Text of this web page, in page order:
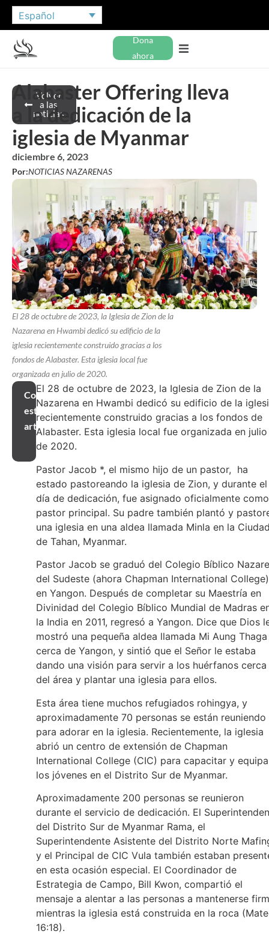
Español
Dona
ahora
Volver
a las
noticias
Alabaster Offering lleva
a la dedicación de la
iglesia de Myanmar
diciembre 6, 2023
Por:NOTICIAS NAZARENAS
El 28 de octubre de 2023, la Iglesia de Zion de la
Nazarena en Hwambi dedicó su edificio de la
iglesia recientemente construido gracias a los
fondos de Alabaster. Esta iglesia local fue
organizada en julio de 2020.
Compartir
este
artículo
El 28 de octubre de 2023, la Iglesia de Zion de la
Nazarena en Hwambi dedicó su edificio de la
recientemente construido gracias a los fondos de
Alabaster. Esta iglesia local fue organizada en julio
de 2020.
Pastor Jacob *, el mismo hijo de un pastor, ha
estado pastoreando la iglesia de Zion, y durante el
día de dedicación, fue asignado oficialmente como
pastor principal. Su padre también plantó y
una iglesia en una aldea llamada Minla en la
de Tahan, Myanmar.
Pastor Jacob se graduó del Colegio Bíblico
del Sudeste (ahora Chapman International College)
en Yangon. Después de completar su Maestría en
Divinidad del Colegio Bíblico Mundial de Madras
la India en 2011, regresó a Yangon. Dice que Dios
mostró una pequeña aldea llamada Mi Aung Thaga
cerca de Yangon, y sintió que el Señor le estaba
dando una visión para servir a los huérfanos cerca
del área y plantar una iglesia para ellos.
Esta área tiene muchos refugiados rohingya, y
aproximadamente 70 personas se están reuniendo
para adorar en la iglesia. Recientemente, la iglesia
abrió un centro de extensión de Chapman
International College (CIC) para capacitar y
los jóvenes en el Distrito Sur de Myanmar.
Aproximadamente 200 personas se reunieron
durante el servicio de dedicación. El
del Distrito Sur de Myanmar Rama, el
Superintendente Asistente del Distrito Norte
y el Principal de CIC Vula también estaban
en esta ocasión especial. El Coordinador de
Estrategia de Campo, Bill Kwon, compartió el
mensaje a alentar a las personas a mantenerse
mientras la iglesia está construida en la roca
16:18).